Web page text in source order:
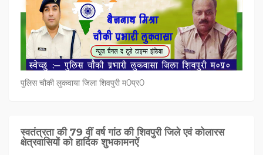
पुलिस चौकी लुकवाया जिला शिवपुरी म0प्र0
स्वतंत्रता की 79 वीं वर्ष गांठ की शिवपुरी जिले एवं कोलारस
क्षेत्रवासियों को हार्दिक शुभकामनऐं